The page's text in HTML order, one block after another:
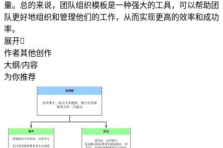
量。总的来说，团队组织模板是一种强大的工具，可以帮助团
队更好地组织和管理他们的工作，从而实现更高的效率和成功
率。
展开
作者其他创作
大纲/内容
为你推荐